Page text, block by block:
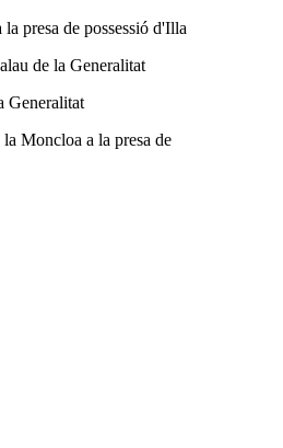
presa de possessió d'Illa
Generalitat